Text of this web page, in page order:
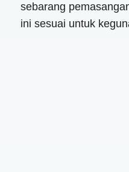
sebarang
ini sesuai untuk